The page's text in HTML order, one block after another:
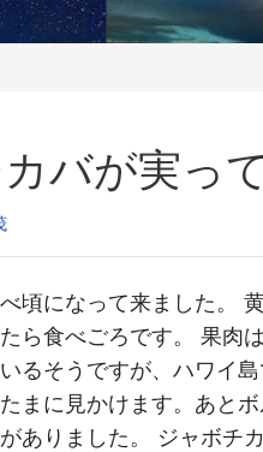
バが実っ
頃になって来ました。
ら食べごろです。 果肉
るそうですが、ハワイ
まに見かけます。あと
ありました。 ジャボチ